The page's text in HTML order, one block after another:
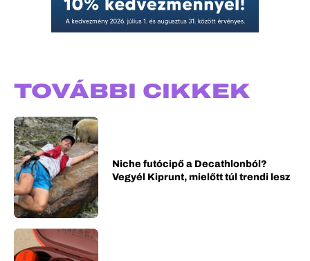
TOVÁBBI CIKKEK
Niche futócipő a Decathlonból?
Vegyél Kiprunt, mielőtt túl trendi lesz